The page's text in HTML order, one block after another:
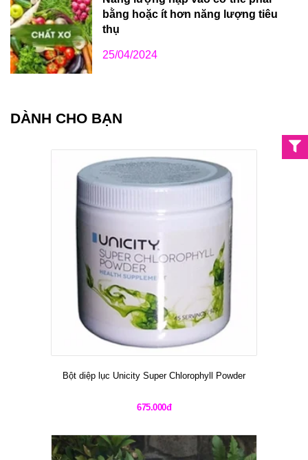
bằng hoặc ít hơn năng lượng tiêu
thụ
25/04/2024
DÀNH CHO BẠN
Bột diệp lục Unicity Super Chlorophyll Powder
675.000đ